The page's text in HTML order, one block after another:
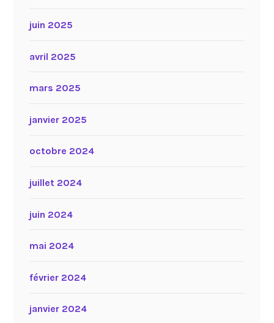
juin 2025
avril 2025
mars 2025
janvier 2025
octobre 2024
juillet 2024
juin 2024
mai 2024
février 2024
janvier 2024